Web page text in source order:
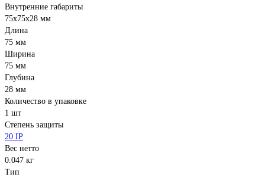
Внутренние габариты
75x75x28 мм
Длина
75 мм
Ширина
75 мм
Глубина
28 мм
Количество в упаковке
1 шт
Степень защиты
20 IP
Вес нетто
0.047 кг
Тип